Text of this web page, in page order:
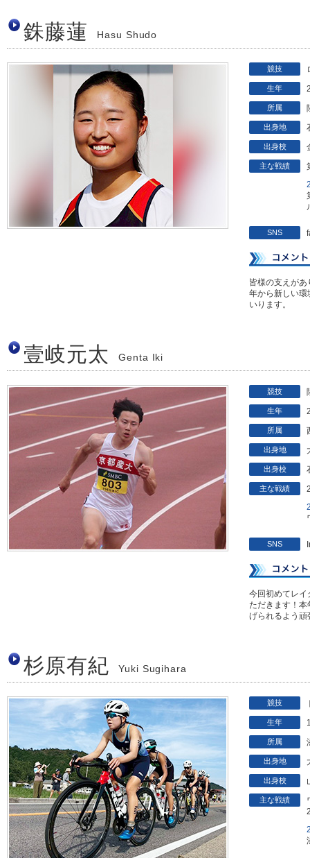
銖藤蓮 Hasu Shudo
競技
生年
所属
出身地
出身校
主な戦績
SNS
皆様の支えが
年から新しい環
いります。
壹岐元太 Genta Iki
競技
生年
所属
出身地
出身校
主な戦績
SNS
今回初めてレイ
ただきます！本
げられるよう頑
杉原有紀 Yuki Sugihara
競技
生年
所属
出身地
出身校
主な戦績